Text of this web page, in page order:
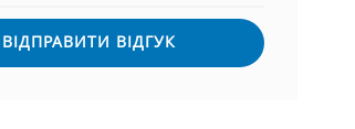
ВІДПРАВИТИ ВІДГУК